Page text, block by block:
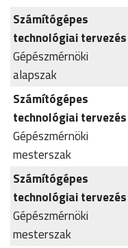
Számítógépes
technológiai tervezés
Gépészmérnöki
alapszak
Számítógépes
technológiai tervezés
Gépészmérnöki
mesterszak
Számítógépes
technológiai tervezés
Gépészmérnöki
mesterszak